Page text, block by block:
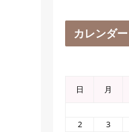
カレンダー
日 月
2
3